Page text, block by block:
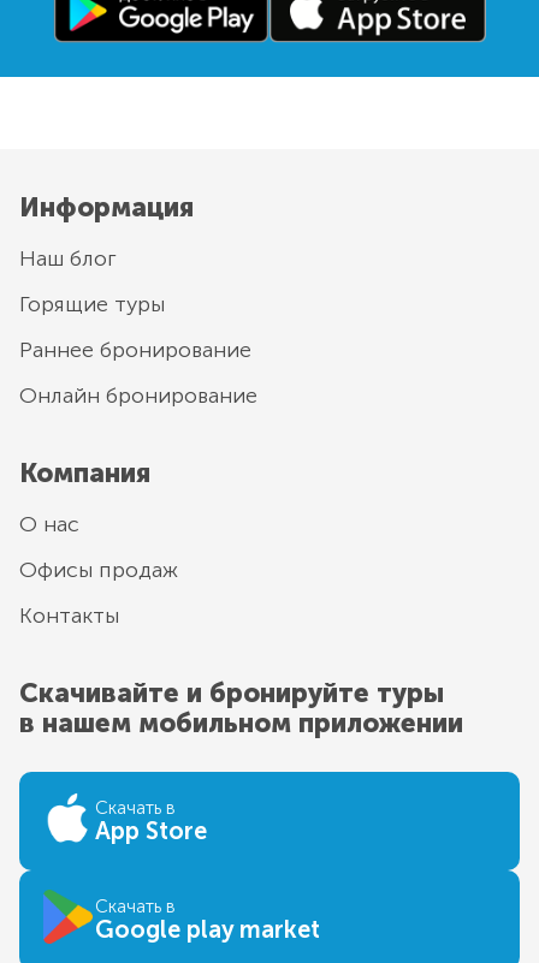
Информация
Наш блог
Горящие туры
Раннее бронирование
Онлайн бронирование
Компания
О нас
Офисы продаж
Контакты
Скачивайте и бронируйте туры
в нашем мобильном приложении
Скачать в
App Store
Скачать в
Google play market